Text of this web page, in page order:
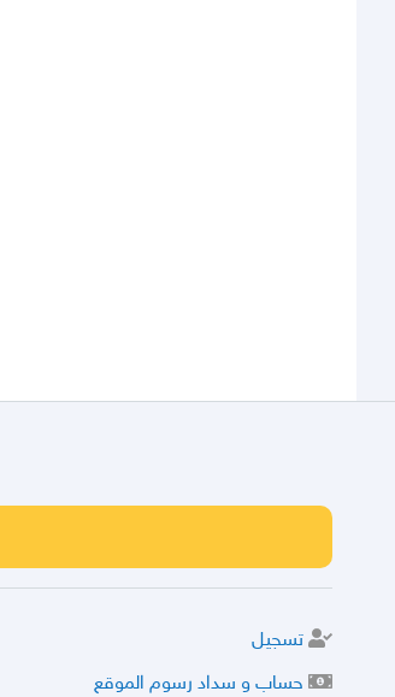
تسجيل
حساب و سداد رسوم الموقع